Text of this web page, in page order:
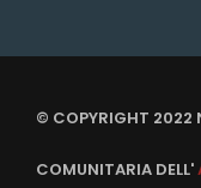
© COPYRIGHT 2022
COMUNITARIA DELL'